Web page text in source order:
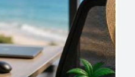
BIM (IFC,RVT,…)
complete
analisi e render